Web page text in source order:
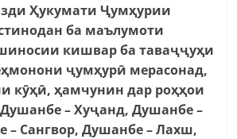
Ҳукумати Ҷумҳурии
ба маълумоти
кишвар ба таваҷҷуҳи
ҷумҳурӣ мерасонад,
кӯҳӣ, ҳамчунин дар роҳҳои
Душанбе – Хуҷанд, Душанбе –
– Сангвор, Душанбе – Лахш,